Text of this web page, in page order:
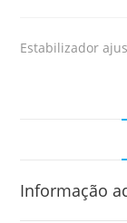
Estabilizador
Informação